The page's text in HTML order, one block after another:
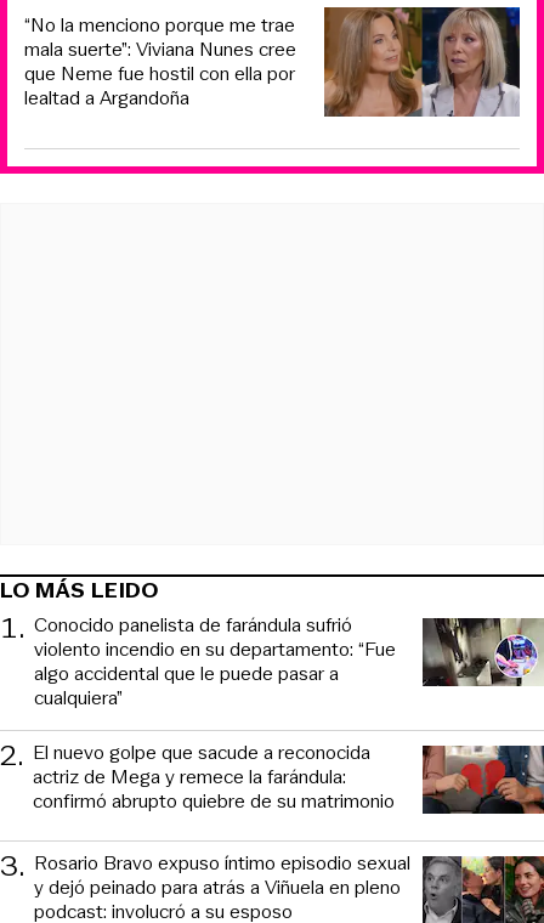
“No la menciono porque me trae
mala suerte”: Viviana Nunes cree
que Neme fue hostil con ella por
lealtad a Argandoña
LO MÁS LEIDO
1. Conocido panelista de farándula sufrió
violento incendio en su departamento: “Fue
algo accidental que le puede pasar a
cualquiera”
2. El nuevo golpe que sacude a reconocida
actriz de Mega y remece la farándula:
confirmó abrupto quiebre de su matrimonio
3. Rosario Bravo expuso íntimo episodio sexual
y dejó peinado para atrás a Viñuela en pleno
podcast: involucró a su esposo